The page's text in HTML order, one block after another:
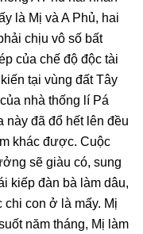
là Mị và A Phủ, hai
chịu vô số bất
của chế độ độc tài
tại vùng đất Tây
nhà thống lí Pá
đã đổ hết lên đều
khác được. Cuộc
sẽ giàu có, sung
kiếp đàn bà làm dâu,
chi con ở là mấy. Mị
năm tháng, Mị làm